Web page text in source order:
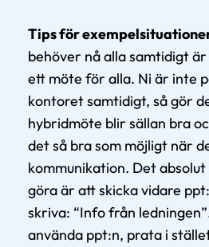
Tips för
behöver nå alla samtidigt
ett möte för alla. Ni är inte
kontoret samtidigt, så gör
hybridmöte blir sällan bra
det så bra som möjligt när
kommunikation. Det absolut
göra är att skicka vidare
skriva: “Info från
använda ppt:n, prata i